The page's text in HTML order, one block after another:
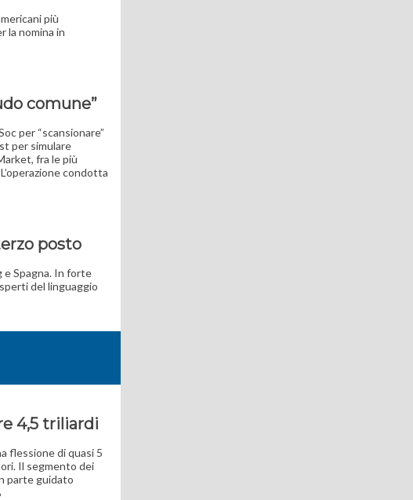
più
la nomina in
comune”
per “scansionare”
per simulare
fra le più
condotta
posto
e Spagna. In forte
del linguaggio
4,5 triliardi
flessione di quasi 5
Il segmento dei
parte guidato